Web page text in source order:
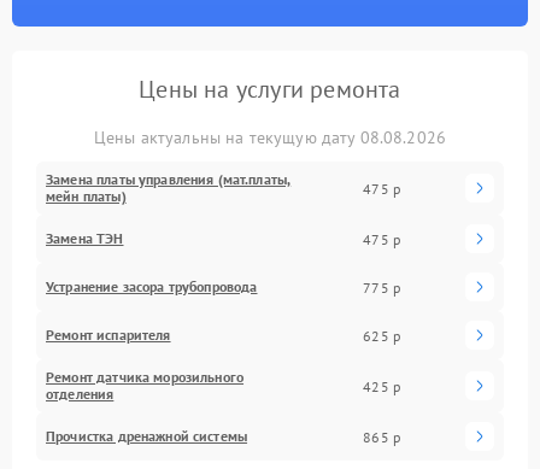
Цены на услуги ремонта
Цены актуальны на текущую дату 08.08.2026
Замена платы управления (мат.платы,
мейн платы)
475 р
Замена ТЭН 475 р
Устранение засора трубопровода 775 р
Ремонт испарителя 625 р
Ремонт датчика морозильного
отделения
425 р
Прочистка дренажной системы 865 р